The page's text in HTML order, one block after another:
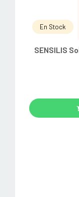
En Stock
SENSILIS